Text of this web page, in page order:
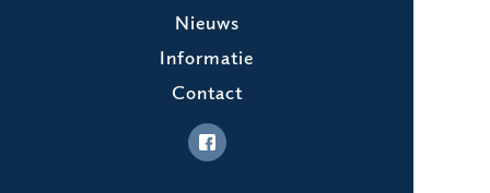
Nieuws
Informatie
Contact